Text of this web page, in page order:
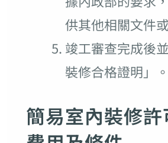
供其他相關文件
竣工審查完成後
裝修合格證明」。
簡易室內裝修許